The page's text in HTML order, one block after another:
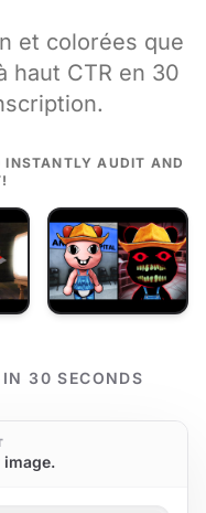
et colorées que
haut CTR en 30
INSTANTLY AUDIT AND
30 SECONDS